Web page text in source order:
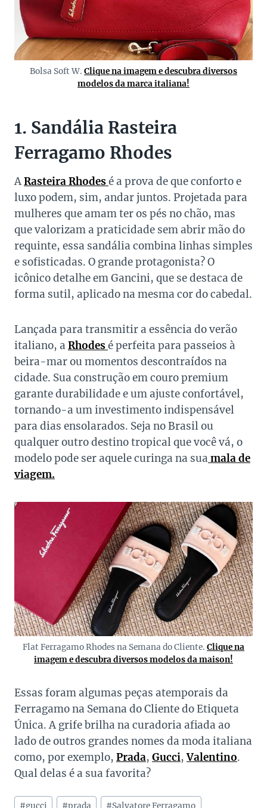
Bolsa Soft W. Clique na imagem e descubra diversos
modelos da marca italiana!
1. Sandália Rasteira
Ferragamo Rhodes
ARasteira Rhodesé a prova de que conforto e
luxo podem, sim, andar juntos. Projetada para
mulheres que amam ter os pés no chão, mas
que valorizam a praticidade sem abrir mão do
requinte, essa sandália combina linhas simples
e sofisticadas. O grande protagonista? O
icônico detalhe em Gancini, que se destaca de
forma sutil, aplicado na mesma cor do cabedal.
Lançada para transmitir a essência do verão
italiano, a Rhodesé perfeita para passeios à
beira-mar ou momentos descontraídos na
cidade. Sua construção em couro premium
garante durabilidade e um ajuste confortável,
tornando-a um investimento indispensável
para dias ensolarados. Seja no Brasil ou
qualquer outro destino tropical que você vá, o
modelo pode ser aquele curinga na sua mala de
viagem.
Flat Ferragamo Rhodes na Semana do Cliente. Clique na
imagem e descubra diversos modelos da maison!
Essas foram algumas peças atemporais da
Ferragamo na Semana do Cliente do Etiqueta
Única. A grife brilha na curadoria afiada ao
lado de outros grandes nomes da moda italiana
como, por exemplo, Prada, Gucci,Valentino.
Qual delas é a sua favorita?
Tags